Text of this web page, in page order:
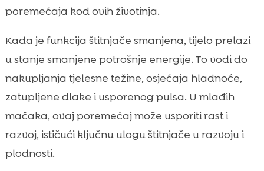
poremećaja kod ovih životinja.
Kada je funkcija štitnjače smanjena, tijelo prelazi
u stanje smanjene potrošnje energije. To vodi do
nakupljanja tjelesne težine, osjećaja hladnoće,
zatupljene dlake i usporenog pulsa. U mlađih
mačaka, ovaj poremećaj može usporiti rast i
razvoj, ističući ključnu ulogu štitnjače u razvoju i
plodnosti.